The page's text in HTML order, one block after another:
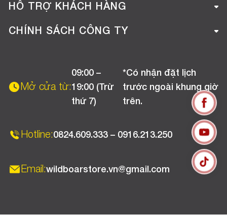
Giới thiệu công ty
Tuyển dụng
HỖ TRỢ KHÁCH HÀNG
Hướng dẫn mua hàng online
Chương trình khuyến mãi
CHÍNH SÁCH CÔNG TY
Chính sách bảo hành
Mở cửa từ:
09:00 –
19:00 (Trừ
thứ 7)
*Có nhận đặt lịch
trước ngoài khung giờ
trên.
Hotline:0824.609.333 – 0916.213.250
Email:wildboarstore.vn@gmail.com